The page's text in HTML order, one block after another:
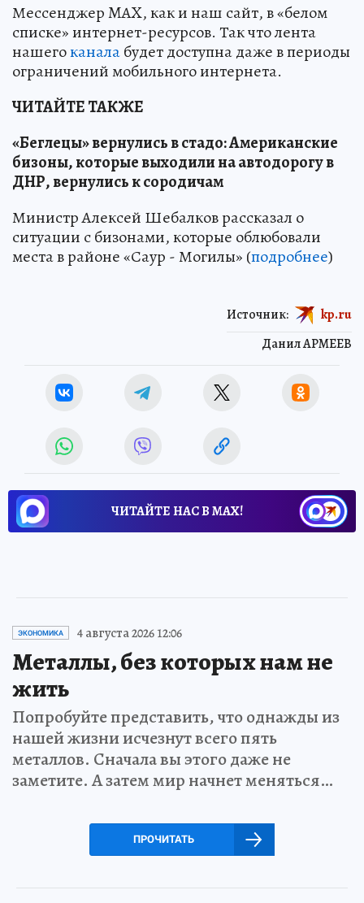
Мессенджер MAX, как и наш сайт, в «белом
списке» интернет-ресурсов. Так что лента
нашегоканалабудет доступна даже в периоды
ограничений мобильного интернета.
ЧИТАЙТЕ ТАКЖЕ
«Беглецы» вернулись в стадо: Американские
бизоны, которые выходили на автодорогу в
ДНР, вернулись к сородичам
Министр Алексей Шебалков рассказал о
ситуации с бизонами, которые облюбовали
места в районе «Саур - Могилы» (подробнее)
Данил АРМЕЕВ
Источник: kp.ru
ЧИТАЙТЕ НАС В МАХ!
ЭКОНОМИКА 4 августа 2026 12:06
Металлы, без которых нам не
жить
Попробуйте представить, что однажды из
нашей жизни исчезнут всего пять
металлов. Сначала вы этого даже не
заметите. А затем мир начнет меняться…
ПРОЧИТАТЬ